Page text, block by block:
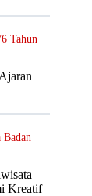
Tahun
Kreatif